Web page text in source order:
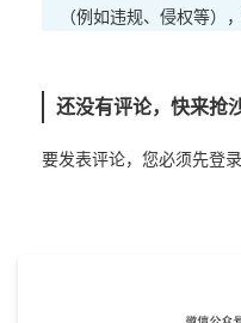
（例如违规、侵权等）
还没有评论，快来抢
要发表评论，您必须先登录